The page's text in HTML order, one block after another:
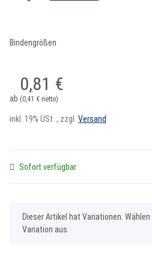
Bindengrößen
ab
0,81 €
(0,41 € netto)
inkl. 19% USt. , zzgl. Versand
Sofort verfügbar
xDieser Artikel hat Variationen.
Variation aus.